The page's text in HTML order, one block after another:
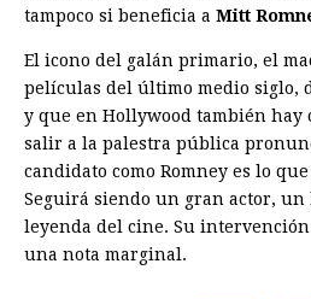
tampoco si beneficia a Mitt
El icono del galán primario, el
películas del último medio siglo,
y que en Hollywood también hay
salir a la palestra pública
candidato como Romney es lo
Seguirá siendo un gran actor,
leyenda del cine. Su
una nota marginal.